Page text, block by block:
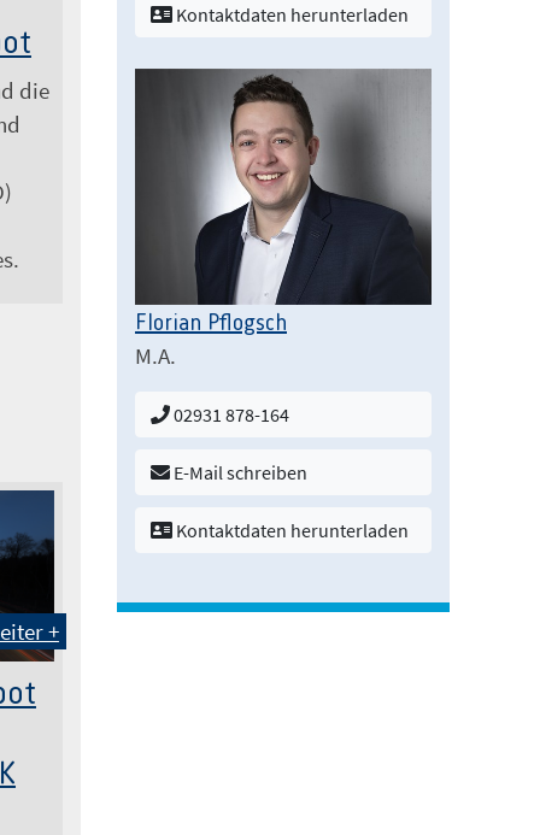
die
+
Kontaktdaten herunterladen
Florian Pflogsch
M.A.
02931 878-164
E-Mail schreiben
Kontaktdaten herunterladen